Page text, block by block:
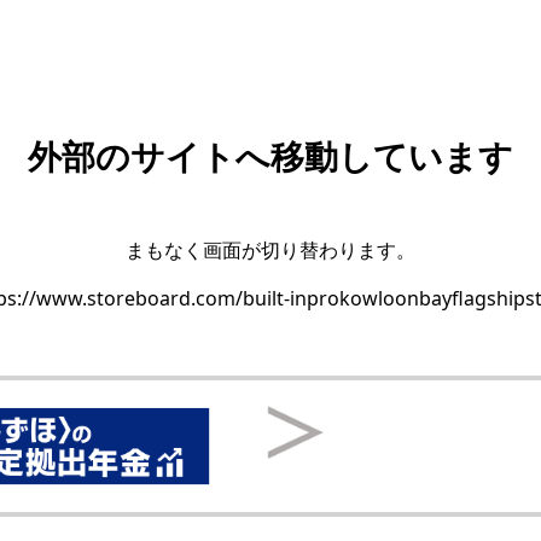
外部のサイトへ移動しています
まもなく画面が切り替わります。
www.storeboard.com/built-